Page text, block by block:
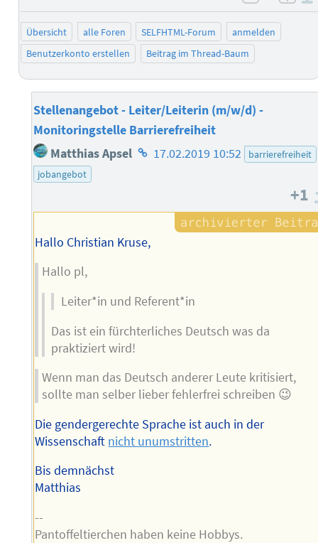
negativ
Übersicht alle Foren SELFHTML-Forum
anmelden
Benutzerkonto erstellen
Beitrag im Thread-Baum
Stellenangebot - Leiter/Leiterin (m/w/d) -
Monitoringstelle Barrierefreiheit
Matthias Apsel Homepage
17.02.2019 10:52
barrierefreiheit
jobangebot
+1
Hallo Christian Kruse,
Hallo pl,
Leiter*in und Referent*in
Das ist ein fürchterliches Deutsch was da
praktiziert wird!
Wenn man das Deutsch anderer Leute kritisiert,
sollte man selber lieber fehlerfrei schreiben 😉
Die gendergerechte Sprache ist auch in der
Wissenschaft nicht unumstritten.
Bis demnächst
Matthias
--
Pantoffeltierchen haben keine Hobbys.